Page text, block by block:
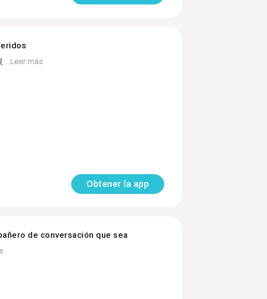
...Leer más
Obtener la app
de conversación que sea